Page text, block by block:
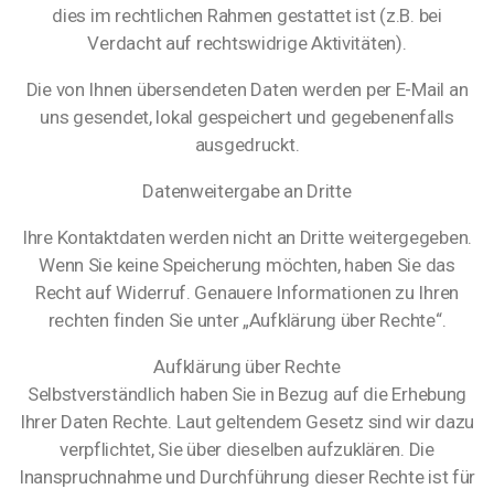
dies im rechtlichen Rahmen gestattet ist (z.B. bei
Verdacht auf rechtswidrige Aktivitäten).
Die von Ihnen übersendeten Daten werden per E-Mail an
uns gesendet, lokal gespeichert und gegebenenfalls
ausgedruckt.
Datenweitergabe an Dritte
Ihre Kontaktdaten werden nicht an Dritte weitergegeben.
Wenn Sie keine Speicherung möchten, haben Sie das
Recht auf Widerruf. Genauere Informationen zu Ihren
rechten finden Sie unter „Aufklärung über Rechte“.
Aufklärung über Rechte
Selbstverständlich haben Sie in Bezug auf die Erhebung
Ihrer Daten Rechte. Laut geltendem Gesetz sind wir dazu
verpflichtet, Sie über dieselben aufzuklären. Die
Inanspruchnahme und Durchführung dieser Rechte ist für